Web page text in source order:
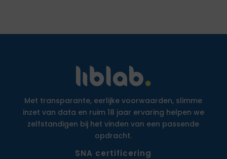
Met transparante, eerlijke voorwaarden, slimme
inzet van data en ruim 18 jaar ervaring helpen we
zelfstandigen bij het vinden van een passende
opdracht.
SNA certificering